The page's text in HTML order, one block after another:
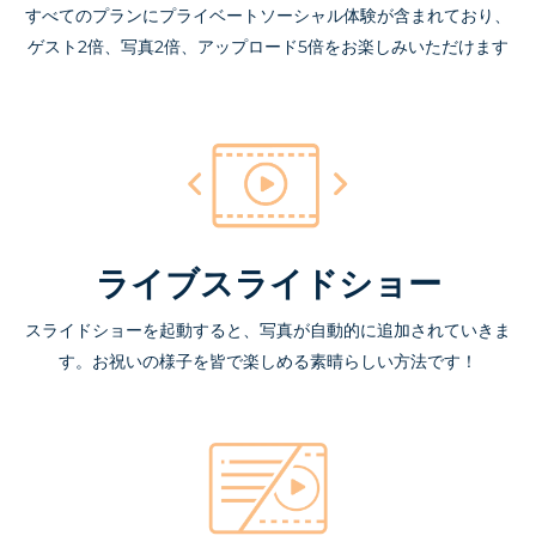
すべてのプランにプライベートソーシャル体験が含まれており、
ゲスト2倍、写真2倍、アップロード5倍をお楽しみいただけます
ライブスライドショー
スライドショーを起動すると、写真が自動的に追加されていきま
す。お祝いの様子を皆で楽しめる素晴らしい方法です！